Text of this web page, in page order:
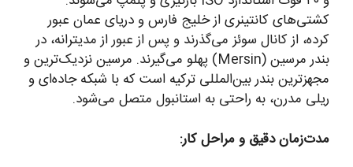
کشتی‌های کانتینری از خلیج فارس و دریای عمان عبور
کرده، از کانال سوئز می‌گذرند و پس از عبور از مدیترانه، در
بندر مرسین (Mersin) پهلو می‌گیرند. مرسین نزدیک‌ترین و
مجهزترین بندر بین‌المللی ترکیه است که با شبکه جاده‌ای و
ریلی مدرن، به راحتی به استانبول متصل می‌شود.
مدت‌زمان دقیق و مراحل کار: